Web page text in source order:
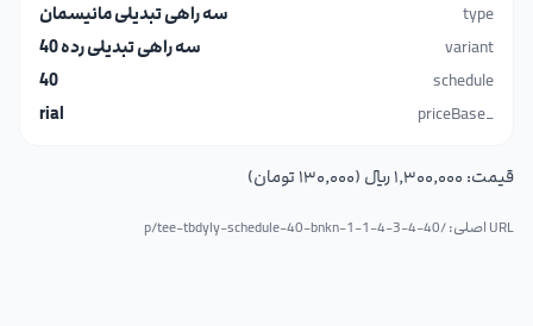
type
سه راهی تبدیلی مانیسمان
variant
سه راهی تبدیلی رده 40
schedule
40
_priceBase
rial
قیمت: ۱٬۳۰۰٬۰۰۰ ریال (۱۳۰٬۰۰۰ تومان)
URL اصلی: /p/ tee-tbdyly-schedule-40-bnkn-1-1-4-3-4-40